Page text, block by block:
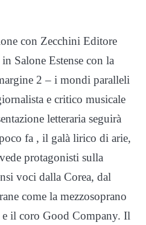
con Zecchini Editore
Salone Estense con la
2 – i mondi paralleli
e critico musicale
letteraria seguirà
fa , il galà lirico di arie,
protagonisti sulla
voci dalla Corea, dal
come la mezzosoprano
il coro Good Company. Il